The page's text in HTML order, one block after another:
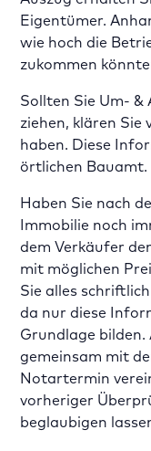
Eigentümer.
wie hoch die
zukommen
Sollten Sie Um- &
ziehen, klären Sie
haben. Diese
örtlichen Bauamt.
Haben Sie nach
Immobilie noch
dem Verkäufer
mit möglichen
Sie alles
da nur diese
Grundlage bilden.
gemeinsam mit
Notartermin
vorheriger
beglaubigen